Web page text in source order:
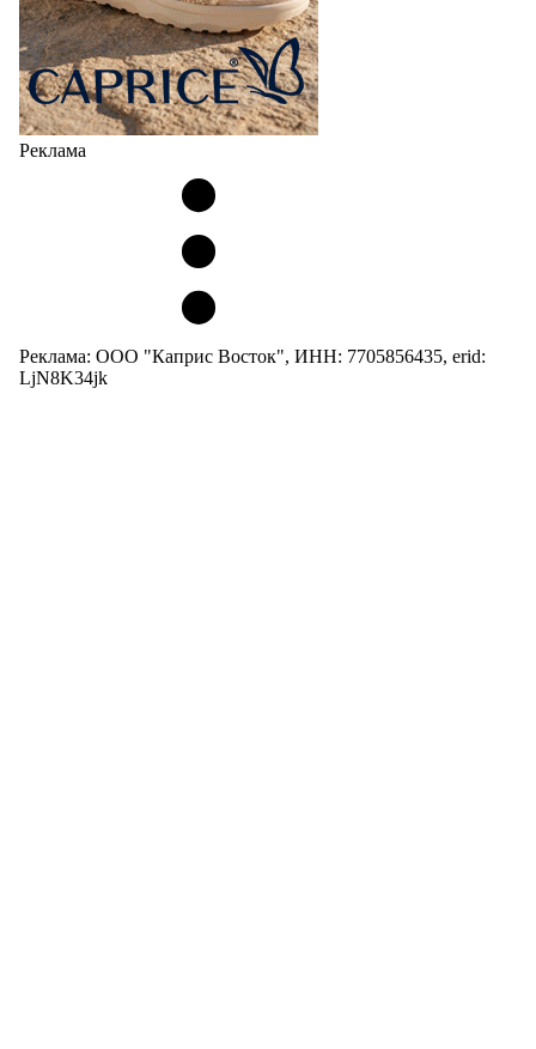
Реклама
Реклама: ООО "Каприс Восток", ИНН: 7705856435, erid:
LjN8K34jk